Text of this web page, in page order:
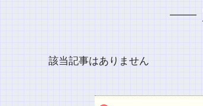
該当記事はありません